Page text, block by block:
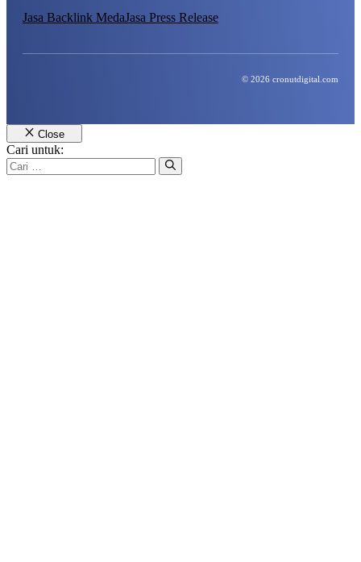
Jasa Backlink MedaJasa Press Release
© 2026 cronutdigital.com
Close
Cari untuk: